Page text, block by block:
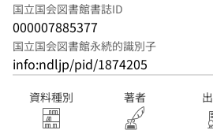
国立国会図書館書誌ID
000007885377
国立国会図書館永続的識別子
info:ndljp/pid/1874205
資料種別 著者